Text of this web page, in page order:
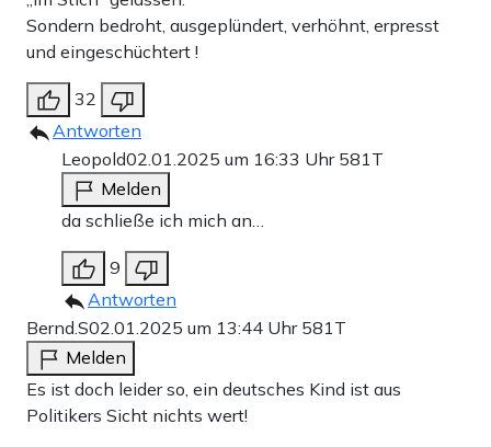
Sondern bedroht, ausgeplündert, verhöhnt, erpresst
und eingeschüchtert !
32
Antworten
Leopold02.01.2025 um 16:33 Uhr 581T
Melden
da schließe ich mich an…
9
Antworten
Bernd.S02.01.2025 um 13:44 Uhr 581T
Melden
Es ist doch leider so, ein deutsches Kind ist aus
Politikers Sicht nichts wert!